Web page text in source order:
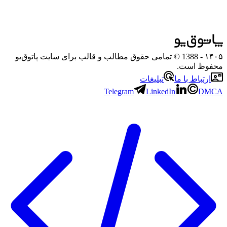
۱۴۰۵
- 1388 © تمامی حقوق مطالب و قالب برای سایت پاتوق‌یو
محفوظ است.
ارتباط با ما
تبلیغات
Telegram
LinkedIn DMCA